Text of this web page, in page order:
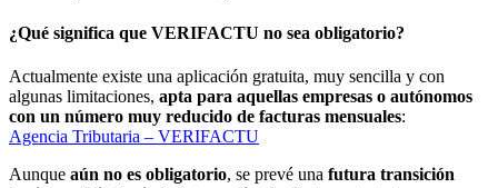
¿Qué significa que VERIFACTU no sea obligatorio?
Actualmente existe una aplicación gratuita, muy sencilla y con
algunas limitaciones, apta para aquellas empresas o autónomos
con un número muy reducido de facturas mensuales:
Agencia Tributaria – VERIFACTU
Aunque aún no es obligatorio, se prevé una futura transición